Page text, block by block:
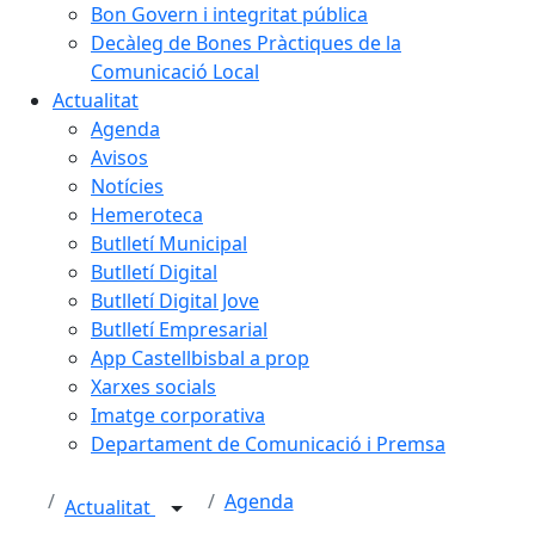
Bon Govern i integritat pública
Decàleg de Bones Pràctiques de la
Comunicació Local
Actualitat
Agenda
Avisos
Notícies
Hemeroteca
Butlletí Municipal
Butlletí Digital
Butlletí Digital Jove
Butlletí Empresarial
App Castellbisbal a prop
Xarxes socials
Imatge corporativa
Departament de Comunicació i Premsa
Actualitat
Agenda